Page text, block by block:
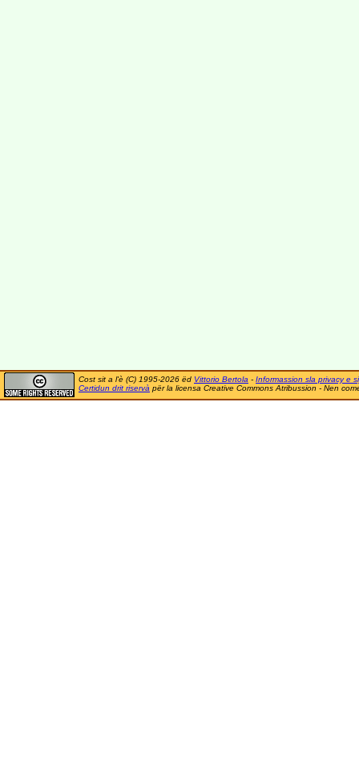
Cost sit a l'è (C) 1995-2026 ëd Vittorio Bertola - Informassion sla privacy e
Certidun drit riservà për la licensa Creative Commons Atribussion - Nen